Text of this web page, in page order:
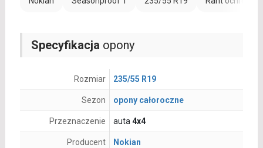
Specyfikacja opony
Rozmiar 235/55 R19
Sezon opony całoroczne
Przeznaczenie auta 4x4
Producent Nokian